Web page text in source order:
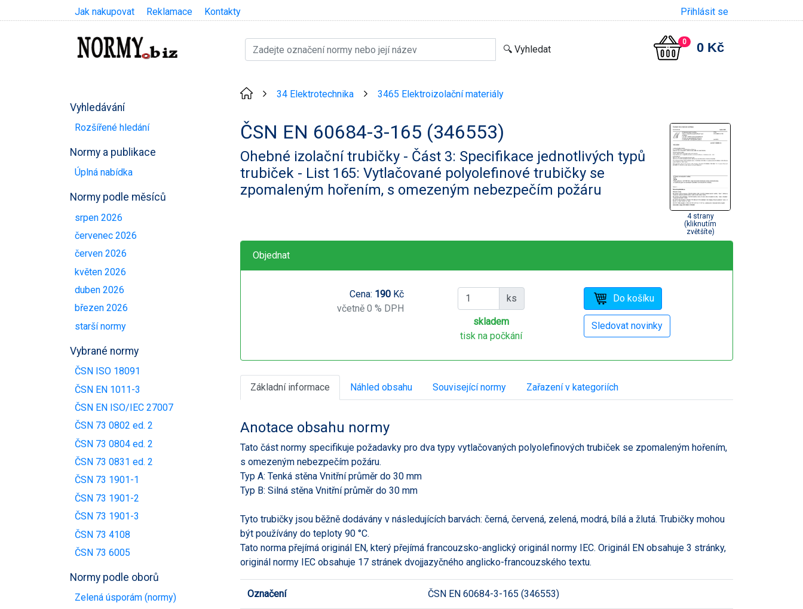
Jak nakupovat Reklamace Kontakty Přihlásit se
0 0 Kč
Vyhledávání
Rozšířené hledání
Normy a publikace
Úplná nabídka
Normy podle měsíců
srpen 2026
červenec 2026
červen 2026
květen 2026
duben 2026
březen 2026
starší normy
Vybrané normy
ČSN ISO 18091
ČSN EN 1011-3
ČSN EN ISO/IEC 27007
ČSN 73 0802 ed. 2
ČSN 73 0804 ed. 2
ČSN 73 0831 ed. 2
ČSN 73 1901-1
ČSN 73 1901-2
ČSN 73 1901-3
ČSN 73 4108
ČSN 73 6005
Normy podle oborů
Zelená úsporám (normy)
34 Elektrotechnika 3465 Elektroizolační materiály
ČSN EN 60684-3-165 (346553)
Ohebné izolační trubičky - Část 3: Specifikace jednotlivých typů
trubiček - List 165: Vytlačované polyolefinové trubičky se
zpomaleným hořením, s omezeným nebezpečím požáru
4 strany
(kliknutím
zvětšíte)
Objednat
Cena: 190Kč
včetně 0 % DPH
ks
skladem
tisk na počkání
Základní informace Náhled obsahu Související normy Zařazení v kategoriích
Anotace obsahu normy
Tato část normy specifikuje požadavky pro dva typy vytlačovaných polyolefinových trubiček se zpomaleným hořením,
s omezeným nebezpečím požáru.
Typ A: Tenká stěna Vnitřní průměr do 30 mm
Typ B: Silná stěna Vnitřní průměr do 30 mm
Tyto trubičky jsou běžně dodávány v následujících barvách: černá, červená, zelená, modrá, bílá a žlutá. Trubičky mohou
být používány do teploty 90 °C.
Tato norma přejímá originál EN, který přejímá francouzsko-anglický originál normy IEC. Originál EN obsahuje 3 stránky,
originál normy IEC obsahuje 17 stránek dvojjazyčného anglicko-francouzského textu.
Označení ČSN EN 60684-3-165 (346553)